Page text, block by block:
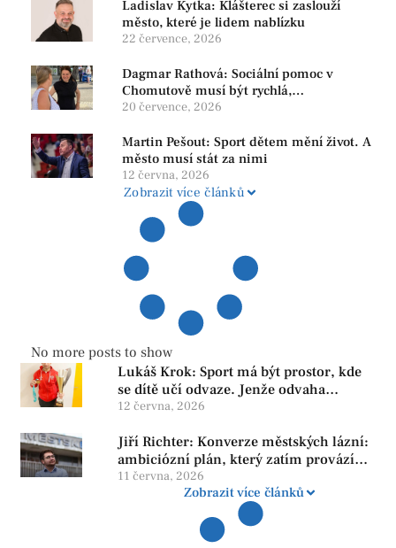
Ladislav Kytka: Klášterec si zaslouží
město, které je lidem nablízku
22 července, 2026
Dagmar Rathová: Sociální pomoc v
Chomutově musí být rychlá,
srozumitelná a férová. Ne udržovat lidi v
20 července, 2026
Martin Pešout: Sport dětem mění život. A
město musí stát za nimi
12 června, 2026
Zobrazit více článků
No more posts to show
Lukáš Krok: Sport má být prostor, kde
se dítě učí odvaze. Jenže odvaha
neroste tam, kde se bojí udělat chybu.
12 června, 2026
Jiří Richter: Konverze městských lázní:
ambiciózní plán, který zatím provází
více otazníků než jistot
11 června, 2026
Zobrazit více článků